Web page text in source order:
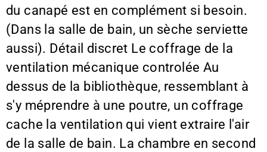
du canapé est en complément si besoin.
(Dans la salle de bain, un sèche serviette
aussi). Détail discret Le coffrage de la
ventilation mécanique controlée Au
dessus de la bibliothèque, ressemblant à
s'y méprendre à une poutre, un coffrage
cache la ventilation qui vient extraire l'air
de la salle de bain. La chambre en second